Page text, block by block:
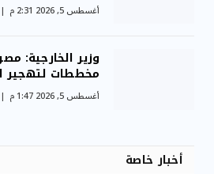
أغسطس 5, 2026 2:31 م
وزير الخارجية:
مخططات لتهجير
أغسطس 5, 2026 1:47 م
أخبار خاصة